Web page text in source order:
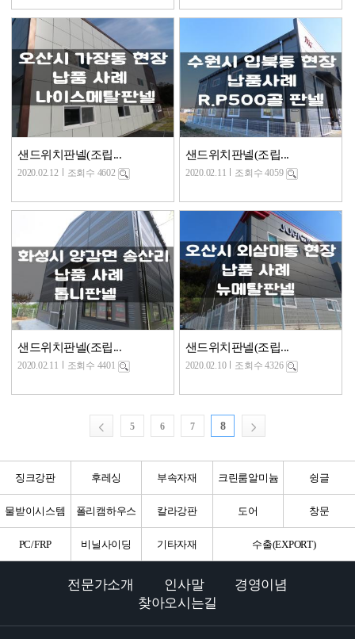
샌드위치판넬(조립...
2020.02.12 조회수 4602
샌드위치판넬(조립...
2020.02.11 조회수 4059
샌드위치판넬(조립...
2020.02.11 조회수 4401
샌드위치판넬(조립...
2020.02.10 조회수 4326
5 6 7 8
징크강판 후레싱 부속자재 크린룸알미늄 슁글
물받이시스템 폴리캠하우스 칼라강판 도어 창문
PC/FRP 비닐사이딩 기타자재 수출(EXPORT)
전문가소개 인사말
경영이념
찾아오시는길